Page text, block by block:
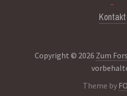
Kontakt
Copyright © 2026 Zum
Theme by